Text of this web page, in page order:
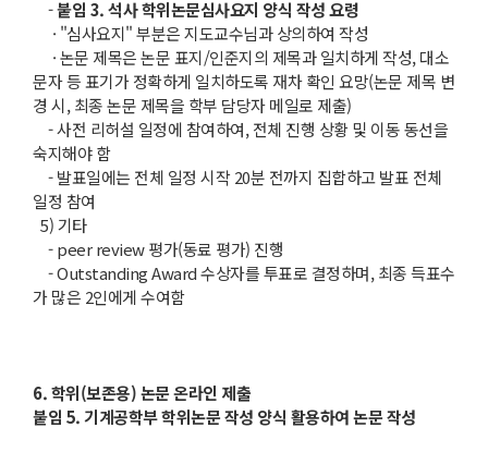
-붙임 3.석사 학위논문심사요지 양식 작성 요령
· "심사요지" 부분은 지도교수님과 상의하여 작성
· 논문 제목은 논문 표지/인준지의 제목과 일치하게 작성, 대소
문자 등 표기가 정확하게 일치하도록 재차 확인 요망(논문 제목 변
경 시, 최종 논문 제목을 학부 담당자 메일로 제출)
- 사전 리허설 일정에 참여하여, 전체 진행 상황 및 이동 동선을
숙지해야 함
- 발표일에는 전체 일정 시작 20분 전까지 집합하고 발표 전체
일정 참여
5) 기타
- peer review 평가(동료 평가) 진행
- Outstanding Award 수상자를 투표로 결정하며, 최종 득표수
가 많은 2인에게 수여함
6. 학위(보존용) 논문 온라인 제출
붙임 5.기계공학부 학위논문 작성 양식 활용하여 논문 작성